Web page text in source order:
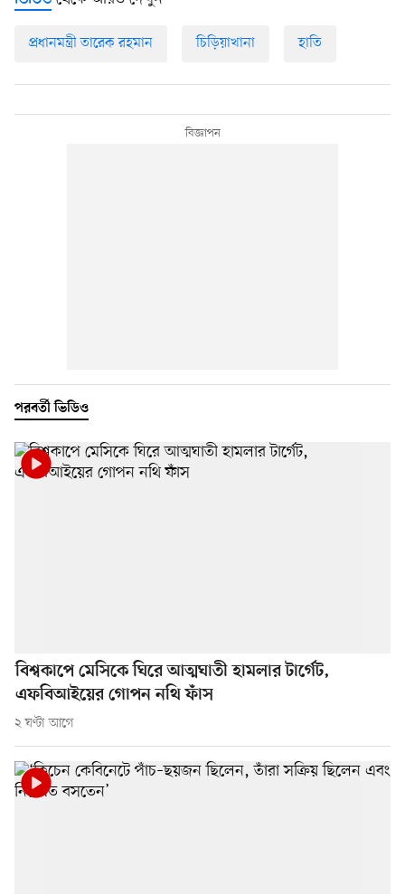
প্রধানমন্ত্রী তারেক রহমান চিড়িয়াখানা হাতি
পরবর্তী ভিডিও
বিশ্বকাপে মেসিকে ঘিরে আত্মঘাতী হামলার টার্গেট,
এফবিআইয়ের গোপন নথি ফাঁস
২ ঘণ্টা আগে